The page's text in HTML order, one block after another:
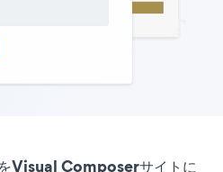
Visual Composerサイトに